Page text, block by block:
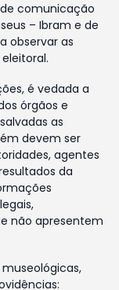
comunicação
– Ibram e de
observar as
é vedada a
órgãos e
as
devem ser
agentes
da
não apresentem